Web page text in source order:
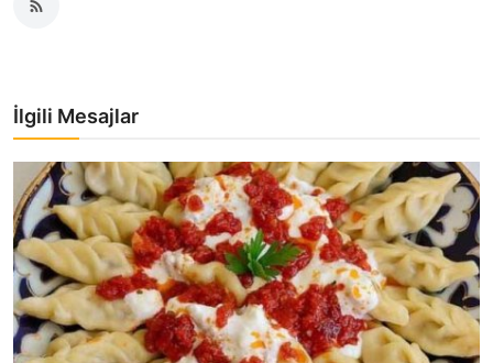
İlgili Mesajlar